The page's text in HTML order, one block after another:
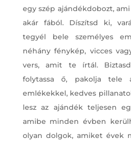
egy szép ajándékdobozt,
akár fából. Díszítsd ki,
tegyél bele személyes
néhány fénykép, vicces
vers, amit te írtál.
folytassa ő, pakolja tele
emlékekkel, kedves
lesz az ajándék teljesen
amibe minden évben
olyan dolgok, amiket évek